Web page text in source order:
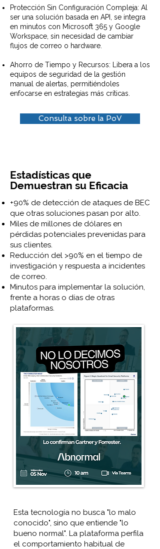
Protección Sin Configuración Compleja: Al
ser una solución basada en API, se integra
en minutos con Microsoft 365 y Google
Workspace, sin necesidad de cambiar
flujos de correo o hardware.
Ahorro de Tiempo y Recursos: Libera a los
equipos de seguridad de la gestión
manual de alertas, permitiéndoles
enfocarse en estrategias más críticas.
Consulta sobre la PoV
Estadísticas que
Demuestran su Eficacia
+90% de detección de ataques de BEC
que otras soluciones pasan por alto.
Miles de millones de dólares en
pérdidas potenciales prevenidas para
sus clientes.
Reducción del >90% en el tiempo de
investigación y respuesta a incidentes
de correo.
Minutos para implementar la solución,
frente a horas o días de otras
plataformas.
Esta tecnología no busca "lo malo
conocido", sino que entiende "lo
bueno normal". La plataforma perfila
el comportamiento habitual de